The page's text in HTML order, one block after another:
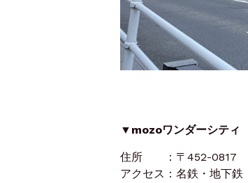
▼mozoワンダーシティ
住所 ：〒452-0817 愛
アクセス：名鉄・地下